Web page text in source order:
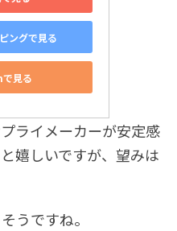
ングで見る
見る
ライメーカーが安定感
嬉しいですが、望みは
うですね。